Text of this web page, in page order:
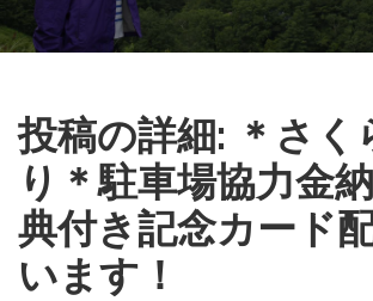
投稿の詳細: ＊さく
り＊駐車場協力金
典付き記念カード
います！